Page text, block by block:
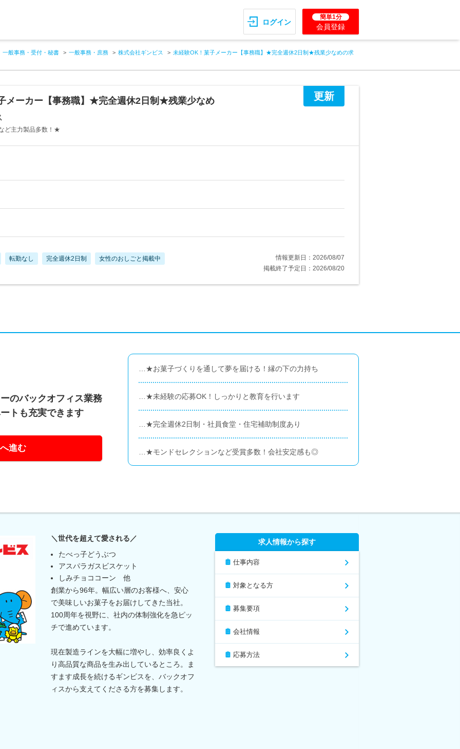
ログイン
簡単1分
会員登録
一般事務・受付・秘書 一般事務・庶務 株式会社ギンビス 未経験OK！菓子メーカー【事務職】★完全週休2日制★残業少なめの求
更新
メーカー【事務職】★完全週休2日制★残業少なめ
ど主力製品多数！★
転勤なし 完全週休2日制 女性のおしごと掲載中
情報更新日：2026/08/07
掲載終了予定日：2026/08/20
のバックオフィス業務
トも充実できます
進む
…★お菓子づくりを通して夢を届ける！縁の下の力持ち
…★未経験の応募OK！しっかりと教育を行います
…★完全週休2日制・社員食堂・住宅補助制度あり
…★モンドセレクションなど受賞多数！会社安定感も◎
＼世代を超えて愛される／
たべっ子どうぶつ
アスパラガスビスケット
しみチョココーン 他
創業から96年。幅広い層のお客様へ、安心
で美味しいお菓子をお届けしてきた当社。
100周年を視野に、社内の体制強化を急ピッ
チで進めています。
現在製造ラインを大幅に増やし、効率良くよ
り高品質な商品を生み出しているところ。ま
すます成長を続けるギンビスを、バックオフ
ィスから支えてくださる方を募集します。
求人情報から探す
仕事内容
対象となる方
募集要項
会社情報
応募方法